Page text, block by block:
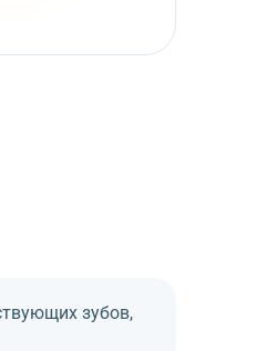
зубов,